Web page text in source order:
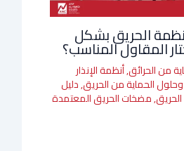
الحريق بشكل
المقاول المناسب؟
من الحرائق,أنظمة الإنذار
وحلول الحماية من الحريق,دليل
,مضخات الحريق المعتمدة